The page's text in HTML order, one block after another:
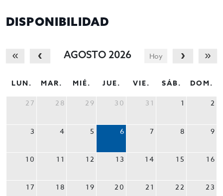
DISPONIBILIDAD
Hoy
AGOSTO 2026
LUN. MAR. MIÉ. JUE. VIE. SÁB. DOM.
27 28 29 30 31 1 2
3 4 5 6 7 8 9
10 11 12 13 14 15 16
17 18 19 20 21 22 23